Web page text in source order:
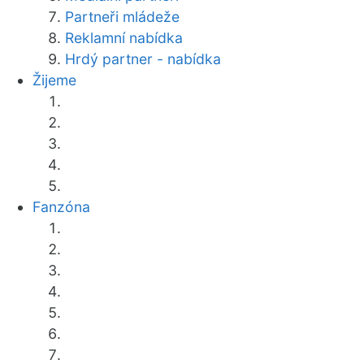
Partneři mládeže
Reklamní nabídka
Hrdý partner - nabídka
Žijeme
Fanzóna